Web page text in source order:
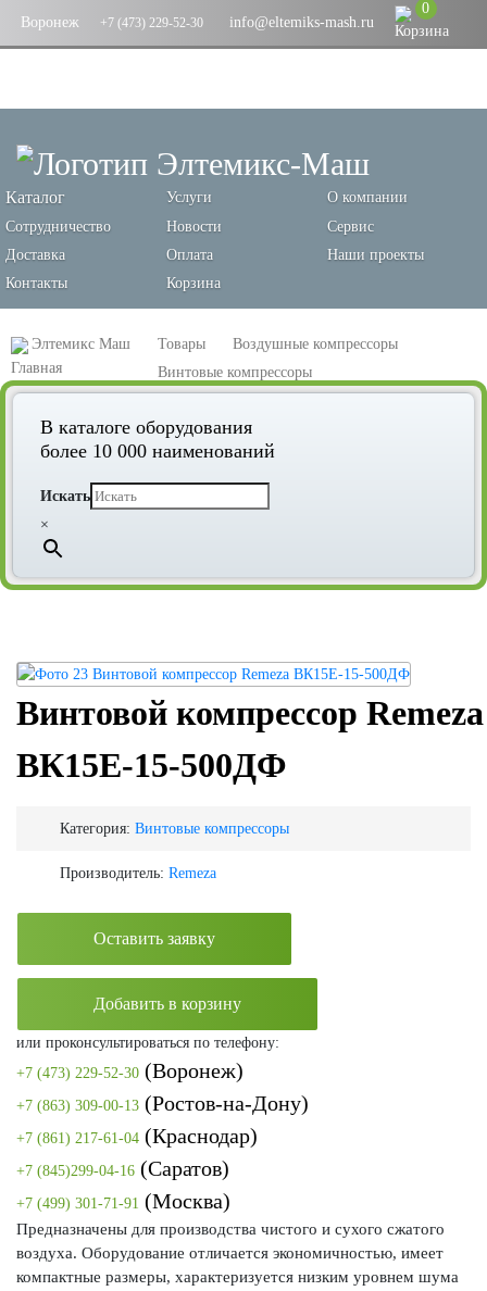
Воронеж +7 (473) 229-52-30 info@eltemiks-mash.ru
0
Каталог Услуги
О компании
Сотрудничество
Новости
Сервис
Доставка
Оплата
Наши проекты
Контакты
Корзина
Элтемикс Маш Товары
Воздушные компрессоры
Винтовые компрессоры
Винтовой компрессор Remeza ВК15Е-15-500ДФ
В каталоге оборудования
более 10 000 наименований
Искать
×
Винтовой компрессор Remeza
ВК15Е-15-500ДФ
Категория: Винтовые компрессоры
Производитель: Remeza
Оставить заявку
Добавить в корзину
или проконсультироваться по телефону:
+7 (473) 229-52-30 (Воронеж)
+7 (863) 309-00-13 (Ростов-на-Дону)
+7 (861) 217-61-04 (Краснодар)
+7 (845)299-04-16 (Саратов)
+7 (499) 301-71-91 (Москва)
Предназначены для производства чистого и сухого сжатого
воздуха. Оборудование отличается экономичностью, имеет
компактные размеры, характеризуется низким уровнем шума